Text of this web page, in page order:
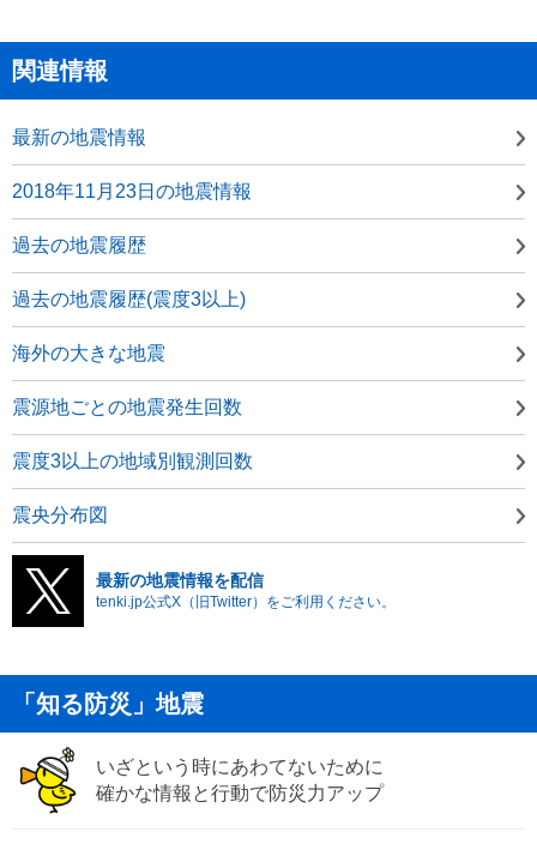
関連情報
最新の地震情報
2018年11月23日の地震情報
過去の地震履歴
過去の地震履歴(震度3以上)
海外の大きな地震
震源地ごとの地震発生回数
震度3以上の地域別観測回数
震央分布図
最新の地震情報を配信
tenki.jp公式X（旧Twitter）をご利用ください。
「知る防災」地震
いざという時にあわてないために
確かな情報と行動で防災力アップ